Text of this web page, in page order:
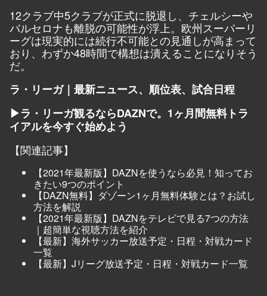
12クラブ中5クラブが正式に脱退し、チェルシーや
バルセロナも離脱の可能性が浮上。欧州スーパーリ
ーグは現実的には続行不可能との見通しが高まって
おり、わずか48時間で構想は潰えることになりそう
だ。
ラ・リーガ｜最新ニュース、順位表、試合日程
▶ラ・リーガ観るならDAZNで。1ヶ月間無料トラ
イアルを今すぐ始めよう
【関連記事】
【2021年最新版】DAZNを使うなら必見！知ってお
きたい9つのポイント
【DAZN無料】ダゾーン1ヶ月無料体験とは？お試し
方法を解説
【2021年最新版】DAZNをテレビで見る7つの方法
｜超簡単な視聴方法を紹介
【最新】海外サッカー放送予定・日程・対戦カード
一覧
【最新】Jリーグ放送予定・日程・対戦カード一覧